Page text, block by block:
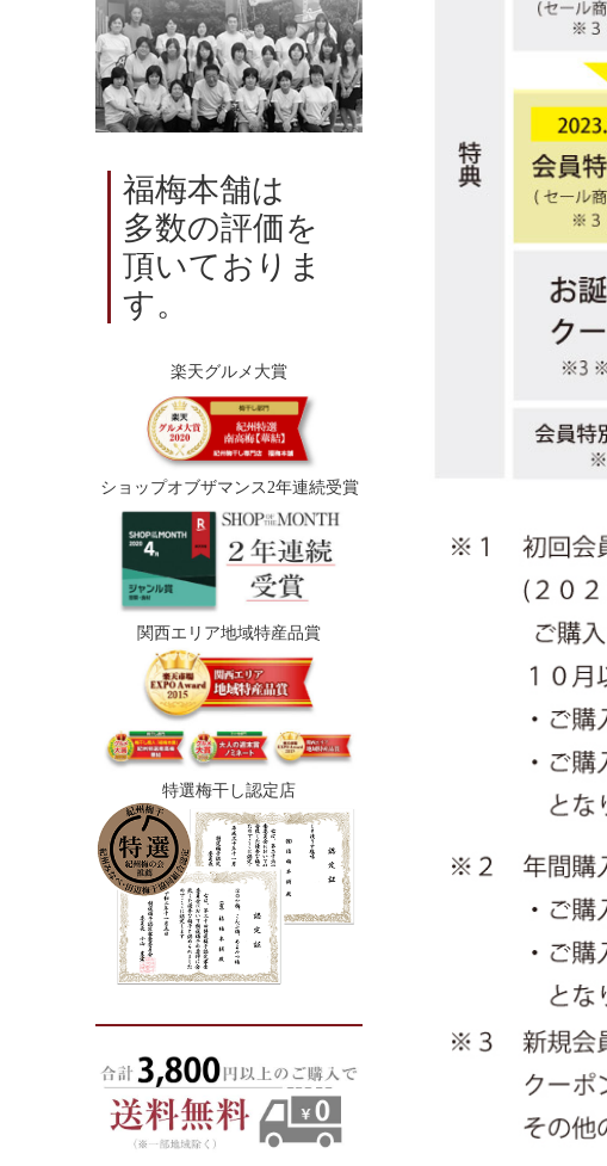
福梅本舗は
多数の評価を
頂いておりま
す。
楽天グルメ大賞
ショップオブザマンス2年連続受賞
関西エリア地域特産品賞
特選梅干し認定店